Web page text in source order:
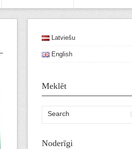
Latviešu
English
Meklēt
Noderīgi